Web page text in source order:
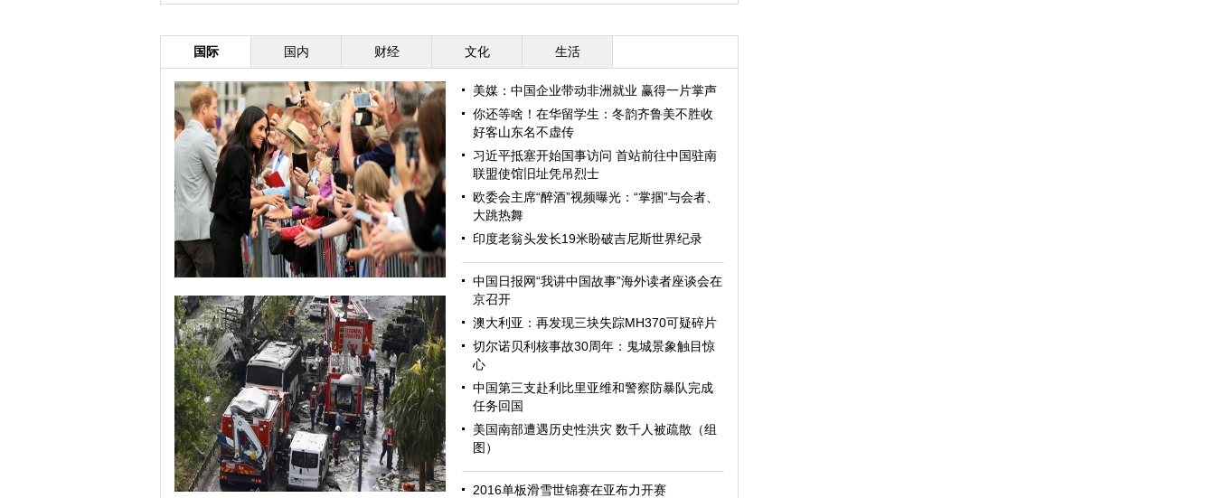
国际 国内 财经 文化 生活
哈里与梅根亮相都柏林街头接受民众欢迎
美媒：中国企业带动非洲就业 赢得一片掌声
你还等啥！在华留学生：冬韵齐鲁美不胜收
好客山东名不虚传
习近平抵塞开始国事访问 首站前往中国驻南
联盟使馆旧址凭吊烈士
欧委会主席“醉酒”视频曝光：“掌掴”与会者、
大跳热舞
印度老翁头发长19米盼破吉尼斯世界纪录
中国日报网“我讲中国故事”海外读者座谈会在
京召开
澳大利亚：再发现三块失踪MH370可疑碎片
切尔诺贝利核事故30周年：鬼城景象触目惊
心
中国第三支赴利比里亚维和警察防暴队完成
任务回国
美国南部遭遇历史性洪灾 数千人被疏散（组
图）
2016单板滑雪世锦赛在亚布力开赛